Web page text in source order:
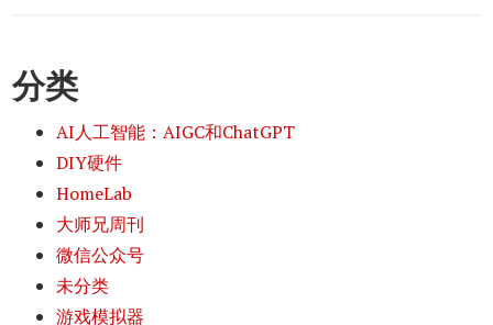
分类
AI人工智能：AIGC和ChatGPT
DIY硬件
HomeLab
大师兄周刊
微信公众号
未分类
游戏模拟器